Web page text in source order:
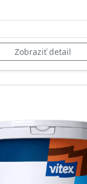
Zobraziť detail